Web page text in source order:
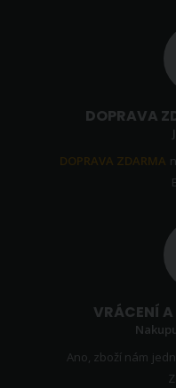
DOPRAVA
DOPRAVA ZDARMA
VRÁCENÍ
Ano, zboží nám